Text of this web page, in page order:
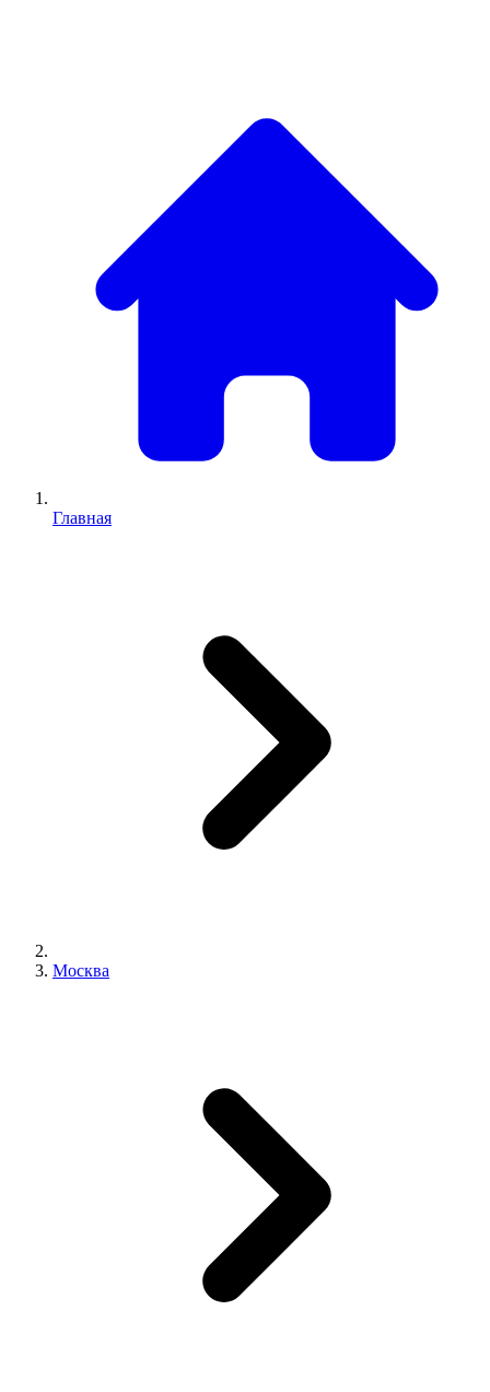
Главная
Москва